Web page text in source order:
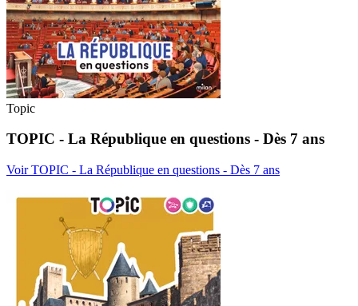
Topic
TOPIC - La République en questions - Dès 7 ans
Voir TOPIC - La République en questions - Dès 7 ans